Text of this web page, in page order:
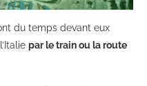
du temps devant eux
par le train ou la route